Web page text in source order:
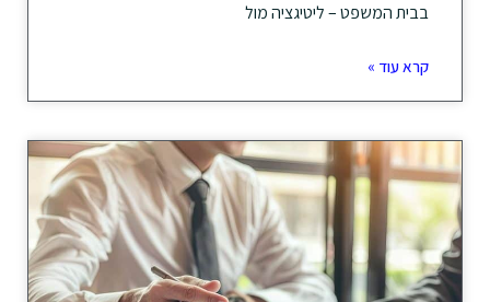
בבית המשפט – ליטיגציה מול
קרא עוד »